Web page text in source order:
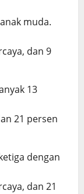
muda.
dan 9
13
21 persen
dengan
dan 21